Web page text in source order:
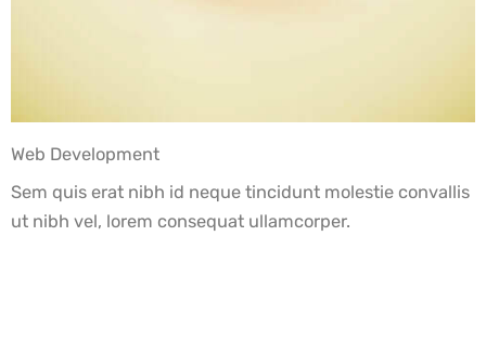
Web Development
Sem quis erat nibh id neque tincidunt molestie convallis
ut nibh vel, lorem consequat ullamcorper.